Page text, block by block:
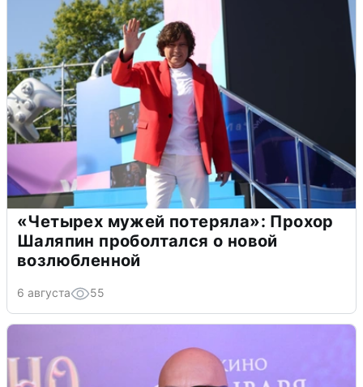
«Четырех мужей потеряла»: Прохор
Шаляпин проболтался о новой
возлюбленной
6 августа 55